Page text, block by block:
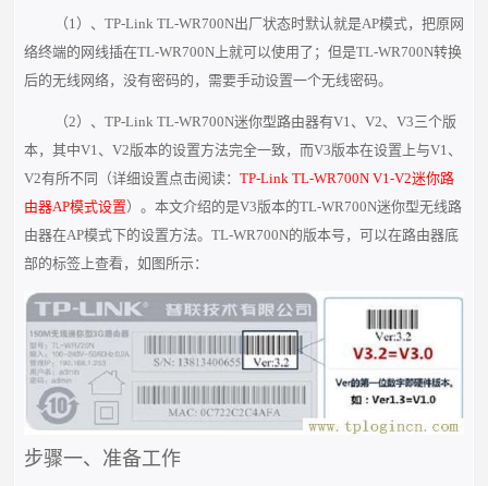
（1）、TP-Link TL-WR700N出厂状态时默认就是AP模式，把原网
络终端的网线插在TL-WR700N上就可以使用了；但是TL-WR700N转换
后的无线网络，没有密码的，需要手动设置一个无线密码。
（2）、TP-Link TL-WR700N迷你型路由器有V1、V2、V3三个版
本，其中V1、V2版本的设置方法完全一致，而V3版本在设置上与V1、
V2有所不同（详细设置点击阅读：TP-Link TL-WR700N V1-V2迷你路
由器AP模式设置）。本文介绍的是V3版本的TL-WR700N迷你型无线路
由器在AP模式下的设置方法。TL-WR700N的版本号，可以在路由器底
部的标签上查看，如图所示：
步骤一、准备工作